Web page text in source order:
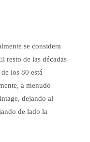
se considera
resto de las décadas
los 80 está
a menudo
dejando al
de lado la